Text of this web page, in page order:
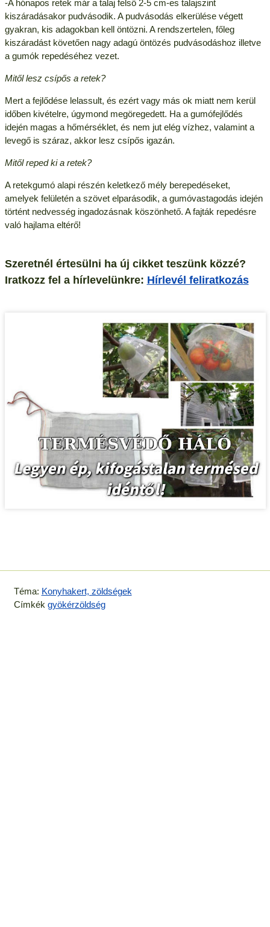
-A hónapos retek már a talaj felső 2-5 cm-es talajszint
kiszáradásakor pudvásodik. A pudvásodás elkerülése végett
gyakran, kis adagokban kell öntözni. A rendszertelen, főleg
kiszáradást követően nagy adagú öntözés pudvásodáshoz illetve
a gumók repedéséhez vezet.
Mitől lesz csípős a retek?
Mert a fejlődése lelassult, és ezért vagy más ok miatt nem kerül
időben kivételre, úgymond megöregedett. Ha a gumófejlődés
idején magas a hőmérséklet, és nem jut elég vízhez, valamint a
levegő is száraz, akkor lesz csípős igazán.
Mitől reped ki a retek?
A retekgumó alapi részén keletkező mély berepedéseket,
amelyek felületén a szövet elparásodik, a gumóvastagodás idején
történt nedvesség ingadozásnak köszönhető. A fajták repedésre
való hajlama eltérő!
Szeretnél értesülni ha új cikket teszünk közzé?
Iratkozz fel a hírlevelünkre: Hírlevél feliratkozás
Téma: Konyhakert, zöldségek
Címkék gyökérzöldség